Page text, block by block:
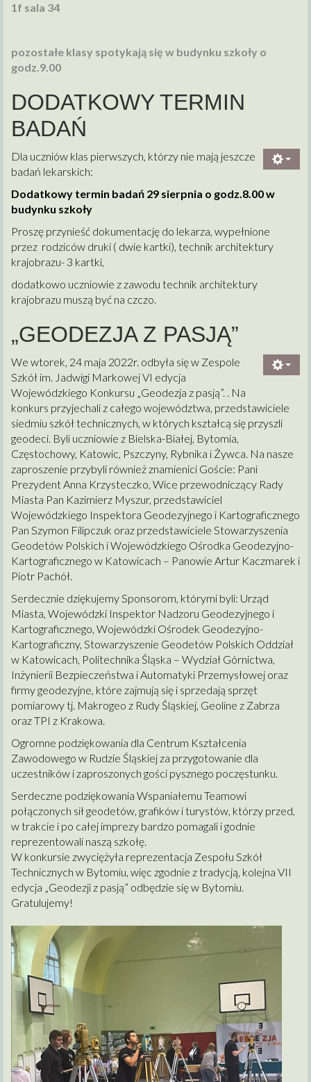
1f sala 34
pozostałe klasy spotykają się w budynku szkoły o
godz.9.00
DODATKOWY TERMIN
BADAŃ
Dla uczniów klas pierwszych, którzy nie mają jeszcze
badań lekarskich:
Dodatkowy termin badań 29 sierpnia o godz.8.00 w
budynku szkoły
Proszę przynieść dokumentację do lekarza, wypełnione
przez rodziców druki ( dwie kartki), technik architektury
krajobrazu- 3 kartki,
dodatkowo uczniowie z zawodu technik architektury
krajobrazu muszą być na czczo.
„GEODEZJA Z PASJĄ”
We wtorek, 24 maja 2022r. odbyła się w Zespole
Szkół im. Jadwigi Markowej VI edycja
Wojewódzkiego Konkursu „Geodezja z pasją”. . Na
konkurs przyjechali z całego województwa, przedstawiciele
siedmiu szkół technicznych, w których kształcą się przyszli
geodeci. Byli uczniowie z Bielska-Białej, Bytomia,
Częstochowy, Katowic, Pszczyny, Rybnika i Żywca. Na nasze
zaproszenie przybyli również znamienici Goście: Pani
Prezydent Anna Krzysteczko, Wice przewodniczący Rady
Miasta Pan Kazimierz Myszur, przedstawiciel
Wojewódzkiego Inspektora Geodezyjnego i Kartograficznego
Pan Szymon Filipczuk oraz przedstawiciele Stowarzyszenia
Geodetów Polskich i Wojewódzkiego Ośrodka Geodezyjno-
Kartograficznego w Katowicach – Panowie Artur Kaczmarek i
Piotr Pachół.
Serdecznie dziękujemy Sponsorom, którymi byli: Urząd
Miasta, Wojewódzki Inspektor Nadzoru Geodezyjnego i
Kartograficznego, Wojewódzki Ośrodek Geodezyjno-
Kartograficzny, Stowarzyszenie Geodetów Polskich Oddział
w Katowicach, Politechnika Śląska – Wydział Górnictwa,
Inżynierii Bezpieczeństwa i Automatyki Przemysłowej oraz
firmy geodezyjne, które zajmują się i sprzedają sprzęt
pomiarowy tj. Makrogeo z Rudy Śląskiej, Geoline z Zabrza
oraz TPI z Krakowa.
Ogromne podziękowania dla Centrum Kształcenia
Zawodowego w Rudzie Śląskiej za przygotowanie dla
uczestników i zaproszonych gości pysznego poczęstunku.
Serdeczne podziękowania Wspaniałemu Teamowi
połączonych sił geodetów, grafików i turystów, którzy przed,
w trakcie i po całej imprezy bardzo pomagali i godnie
reprezentowali naszą szkołę.
W konkursie zwyciężyła reprezentacja Zespołu Szkół
Technicznych w Bytomiu, więc zgodnie z tradycją, kolejna VII
edycja „Geodezji z pasją” odbędzie się w Bytomiu.
Gratulujemy!